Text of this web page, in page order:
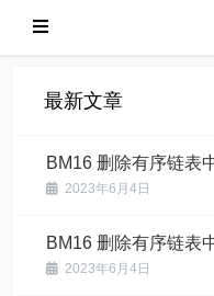
最新文章
BM16 删除有序链表
2023年6月4日
BM16 删除有序链表
2023年6月4日